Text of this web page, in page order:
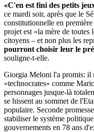
«C'en est fini des petits
ce mardi soir, après que le
constitutionnelle en
projet est «la mère de toutes
citoyens – et non plus les
pourront choisir leur le
souligne-t-elle.
Giorgia Meloni l'a promis: il
«technocrates» comme
personnages jusque-là
se hissent au sommet de
populaire. Seconde
stabiliser le système
gouvernements en 78 ans